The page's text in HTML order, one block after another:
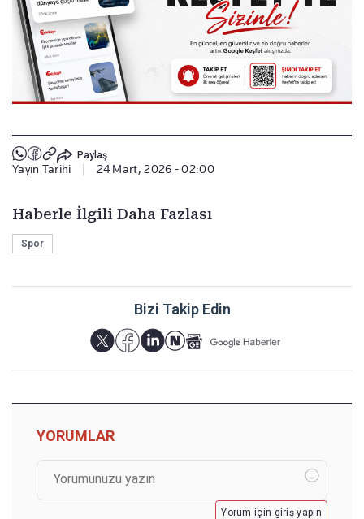
Paylaş
Yayın Tarihi 24 Mart, 2026 - 02:00
Haberle İlgili Daha Fazlası
Spor
Bizi Takip Edin
YORUMLAR
Yorum için giriş yapın